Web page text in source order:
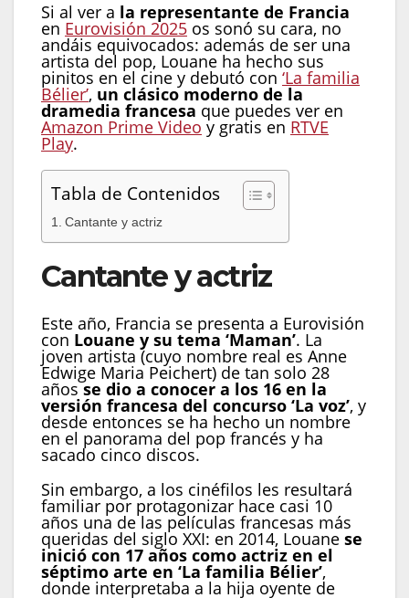
Si al ver a la representante de Francia
en Eurovisión 2025 os sonó su cara, no
andáis equivocados: además de ser una
artista del pop, Louane ha hecho sus
pinitos en el cine y debutó con ‘La familia
Bélier’, un clásico moderno de la
dramedia francesa que puedes ver en
Amazon Prime Video y gratis en RTVE
Play.
Tabla de Contenidos
Cantante y actriz
Cantante y actriz
Este año, Francia se presenta a Eurovisión
con Louane y su tema ‘Maman’. La
joven artista (cuyo nombre real es Anne
Edwige Maria Peichert) de tan solo 28
añosse dio a conocer a los 16 en la
versión francesa del concurso ‘La voz’, y
desde entonces se ha hecho un nombre
en el panorama del pop francés y ha
sacado cinco discos.
Sin embargo, a los cinéfilos les resultará
familiar por protagonizar hace casi 10
años una de las películas francesas más
queridas del siglo XXI: en 2014, Louane se
inició con 17 años como actriz en el
séptimo arte en ‘La familia Bélier’,
donde interpretaba a la hija oyente de